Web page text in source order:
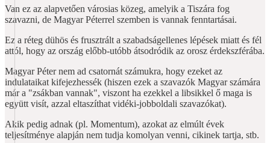
Van ez az alapvetően városias közeg, amelyik a Tiszára fog
szavazni, de Magyar Péterrel szemben is vannak fenntartásai.
Ez a réteg dühös és frusztrált a szabadságellenes lépések miatt és fél
attól, hogy az ország előbb-utóbb átsodródik az orosz érdekszférába.
Magyar Péter nem ad csatornát számukra, hogy ezeket az
indulataikat kifejezhessék (hiszen ezek a szavazók Magyar számára
már a "zsákban vannak", viszont ha ezekkel a libsikkel ő maga is
együtt visít, azzal eltaszíthat vidéki-jobboldali szavazókat).
Akik pedig adnak (pl. Momentum), azokat az elmúlt évek
teljesítménye alapján nem tudja komolyan venni, cikinek tartja, stb.